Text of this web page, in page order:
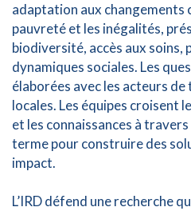
adaptation aux
pauvreté et les inégalités,
biodiversité, accès aux soins,
dynamiques sociales. Les
élaborées avec les acteurs
locales. Les équipes croisent
et les connaissances à
terme pour construire des
impact.
L’IRD défend une recherche